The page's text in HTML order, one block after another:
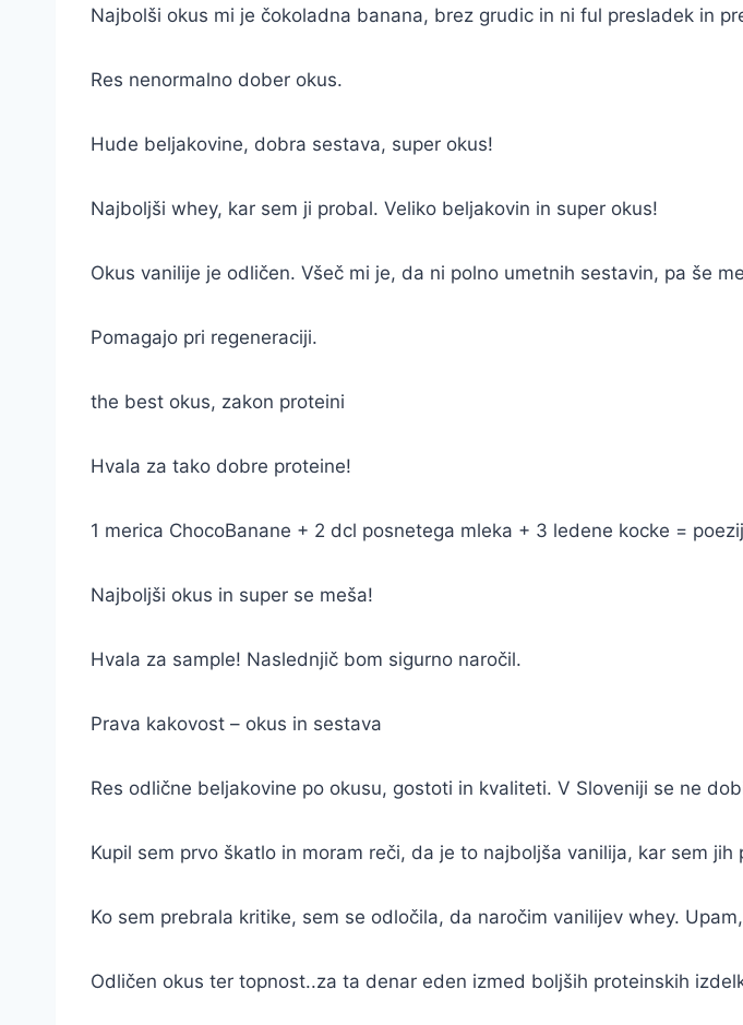
Najbolši okus mi je čokoladna banana, brez grudic in ni ful presladek in
Res nenormalno dober okus.
Hude beljakovine, dobra sestava, super okus!
Najboljši whey, kar sem ji probal. Veliko beljakovin in super okus!
Okus vanilije je odličen. Všeč mi je, da ni polno umetnih sestavin, pa še
Pomagajo pri regeneraciji.
the best okus, zakon proteini
Hvala za tako dobre proteine!
1 merica ChocoBanane + 2 dcl posnetega mleka + 3 ledene kocke =
Najboljši okus in super se meša!
Hvala za sample! Naslednjič bom sigurno naročil.
Prava kakovost – okus in sestava
Res odlične beljakovine po okusu, gostoti in kvaliteti. V Sloveniji se ne
Kupil sem prvo škatlo in moram reči, da je to najboljša vanilija, kar sem
Ko sem prebrala kritike, sem se odločila, da naročim vanilijev whey.
Odličen okus ter topnost..za ta denar eden izmed boljših proteinskih